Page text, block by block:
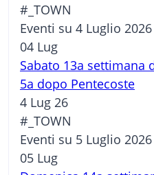
#_TOWN
Eventi su 4 Luglio 2026
04 Lug
Sabato 13a settimana
5a dopo Pentecoste
4 Lug 26
#_TOWN
Eventi su 5 Luglio 2026
05 Lug